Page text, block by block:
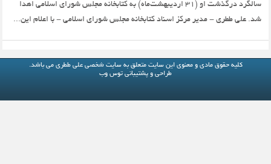
سالگرد درگذشت او (۳۱ اردیبهشت‌ماه) به کتابخانه مجلس شورای اسلامی اهدا
شد. علی ططری - مدیر مرکز اسناد کتابخانه مجلس شورای اسلامی - با اعلام این...
کلیه حقوق مادی و معنوی این سایت متعلق بهسایت شخصی علی ططری می باشد.
طراحی و پشتیبانی توس وب